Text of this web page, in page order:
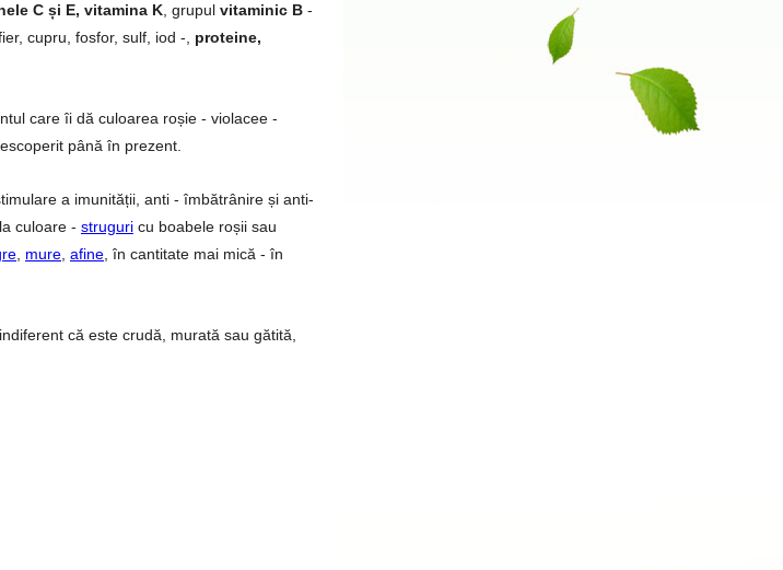
C și E, vitamina K , grupul vitaminic B -
cupru, fosfor, sulf, iod -, proteine,
care îi dă culoarea roșie - violacee -
până în prezent.
a imunității, anti - îmbătrânire și anti-
culoare - struguri cu boabele roșii sau
mure afine , în cantitate mai mică - în
că este crudă, murată sau gătită,